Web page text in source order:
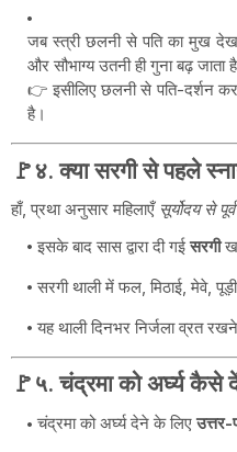
जब स्त्री छलनी से पति का मुख
और सौभाग्य उतनी ही गुना बढ़ जाता
👉 इसीलिए छलनी से पति-दर्शन
है।
🚩४. क्या सरगी से पहले
हाँ, प्रथा अनुसार महिलाएँ सूर्योदय से
इसके बाद सास द्वारा दी गईसरगी
सरगी थाली में फल, मिठाई, मेवे,
यह थाली दिनभर निर्जला व्रत
🚩५. चंद्रमा को अर्घ्य कैसे
चंद्रमा को अर्घ्य देने के लिएउत्तर-